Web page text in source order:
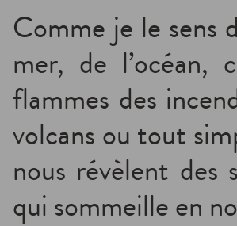
Comme je le sens
mer, de l’océan,
flammes des
volcans ou tout
nous révèlent des
qui sommeille en